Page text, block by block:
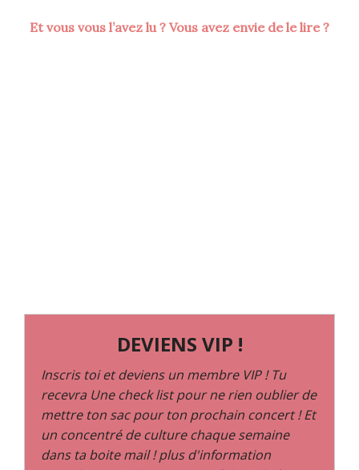
Et vous vous l’avez lu ? Vous avez envie de le lire ?